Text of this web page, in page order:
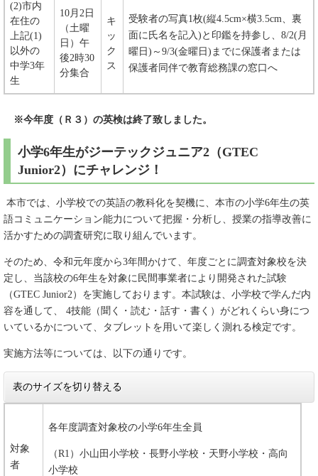
(2)市内
在住の
上記(1)
以外の
中学3年
生
10月2日
（土曜
日）午
後2時30
分集合
キ
ッ
ク
ス
受験者の写真1枚(縦4.5cm×横3.5cm、裏
面に氏名を記入)と印鑑を持参し、8/2(月
曜日)～9/3(金曜日)までに保護者または
保護者同伴で教育総務課の窓口へ
※今年度（Ｒ３）の英検は終了致しました。
小学6年生がジーテックジュニア2（GTEC
Junior2）にチャレンジ！
本市では、小学校での英語の教科化を契機に、本市の小学6年生の英
語コミュニケーション能力について把握・分析し、授業の指導改善に
活かすための調査研究に取り組んでいます。
そのため、令和元年度から3年間かけて、年度ごとに調査対象校を決
定し、当該校の6年生を対象に民間事業者により開発された試験
（GTEC Junior2）を実施しております。本試験は、小学校で学んだ内
容を通して、 4技能（聞く・読む・話す・書く）がどれくらい身につ
いているかについて、タブレットを用いて楽しく測れる検定です。
実施方法等については、以下の通りです。
表のサイズを切り替える
対象
者
各年度調査対象校の小学6年生全員
（R1）小山田小学校・長野小学校・天野小学校・高向
小学校